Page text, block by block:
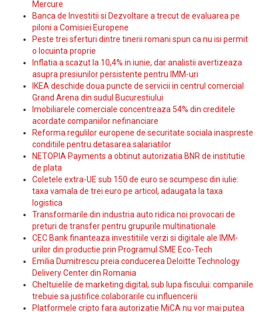
Mercure
Banca de Investitii si Dezvoltare a trecut de evaluarea pe
piloni a Comisiei Europene
Peste trei sferturi dintre tinerii romani spun ca nu isi permit
o locuinta proprie
Inflatia a scazut la 10,4% in iunie, dar analistii avertizeaza
asupra presiunilor persistente pentru IMM-uri
IKEA deschide doua puncte de servicii in centrul comercial
Grand Arena din sudul Bucurestiului
Imobiliarele comerciale concentreaza 54% din creditele
acordate companiilor nefinanciare
Reforma regulilor europene de securitate sociala inaspreste
conditiile pentru detasarea salariatilor
NETOPIA Payments a obtinut autorizatia BNR de institutie
de plata
Coletele extra-UE sub 150 de euro se scumpesc din iulie:
taxa vamala de trei euro pe articol, adaugata la taxa
logistica
Transformarile din industria auto ridica noi provocari de
preturi de transfer pentru grupurile multinationale
CEC Bank finanteaza investitiile verzi si digitale ale IMM-
urilor din productie prin Programul SME Eco-Tech
Emilia Dumitrescu preia conducerea Deloitte Technology
Delivery Center din Romania
Cheltuielile de marketing digital, sub lupa fiscului: companiile
trebuie sa justifice colaborarile cu influencerii
Platformele cripto fara autorizatie MiCA nu vor mai putea